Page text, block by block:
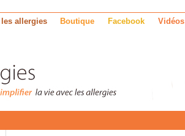
les allergies Boutique Facebook Vidéos